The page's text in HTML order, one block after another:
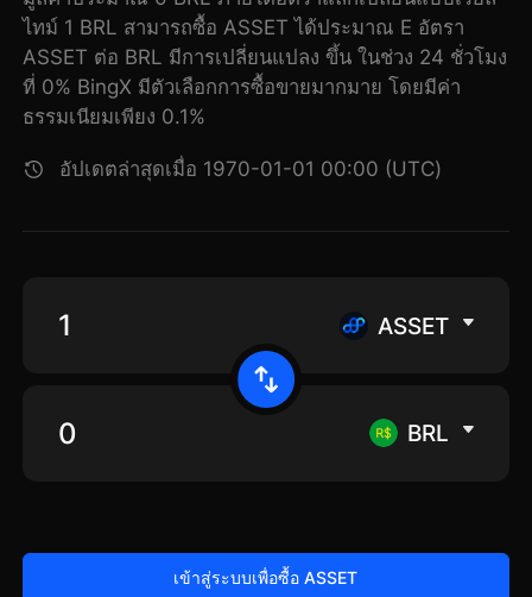
ไทม์ 1 BRL สามารถซื้อ ASSET ได้ประมาณ E อัตรา
ASSET ต่อ BRL มีการเปลี่ยนแปลง ขึ้น ในช่วง 24 ชั่วโมง
ที่ 0% BingX มีตัวเลือกการซื้อขายมากมาย โดยมีค่า
ธรรมเนียมเพียง 0.1%
อัปเดตล่าสุดเมื่อ 1970-01-01 00:00 (UTC)
ASSET
BRL
เข้าสู่ระบบเพื่อซื้อ ASSET